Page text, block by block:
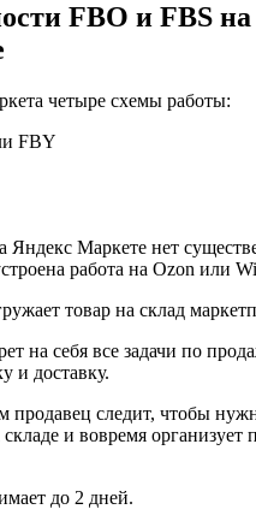
FBO и FBS
четыре схемы работы:
FBY
Яндекс Маркете нет
работа на Ozon или
товар на склад
на себя все задачи по
и доставку.
продавец следит, чтобы
и вовремя организует
до 2 дней.